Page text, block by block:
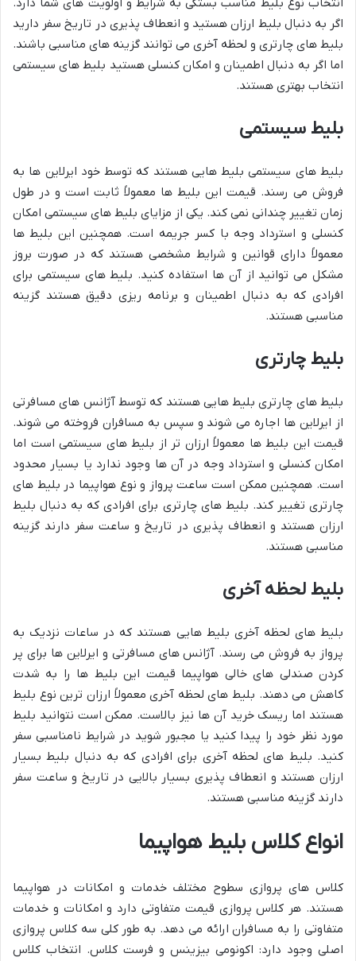
اگر به دنبال بلیط ارزان هستید و انعطاف پذیری در تاریخ سفر دارید
بلیط های چارتری و لحظه آخری می توانند گزینه های مناسبی باشند.
اما اگر به دنبال اطمینان و امکان کنسلی هستید بلیط های سیستمی
انتخاب بهتری هستند.
بلیط سیستمی
بلیط های سیستمی بلیط هایی هستند که توسط خود ایرلاین ها به
فروش می رسند. قیمت این بلیط ها معمولاً ثابت است و در طول
زمان تغییر چندانی نمی کند. یکی از مزایای بلیط های سیستمی امکان
کنسلی و استرداد وجه با کسر جریمه است. همچنین این بلیط ها
معمولاً دارای قوانین و شرایط مشخصی هستند که در صورت بروز
مشکل می توانید از آن ها استفاده کنید. بلیط های سیستمی برای
افرادی که به دنبال اطمینان و برنامه ریزی دقیق هستند گزینه
مناسبی هستند.
بلیط چارتری
بلیط های چارتری بلیط هایی هستند که توسط آژانس های مسافرتی
از ایرلاین ها اجاره می شوند و سپس به مسافران فروخته می شوند.
قیمت این بلیط ها معمولاً ارزان تر از بلیط های سیستمی است اما
امکان کنسلی و استرداد وجه در آن ها وجود ندارد یا بسیار محدود
است. همچنین ممکن است ساعت پرواز و نوع هواپیما در بلیط های
چارتری تغییر کند. بلیط های چارتری برای افرادی که به دنبال بلیط
ارزان هستند و انعطاف پذیری در تاریخ و ساعت سفر دارند گزینه
مناسبی هستند.
بلیط لحظه آخری
بلیط های لحظه آخری بلیط هایی هستند که در ساعات نزدیک به
پرواز به فروش می رسند. آژانس های مسافرتی و ایرلاین ها برای پر
کردن صندلی های خالی هواپیما قیمت این بلیط ها را به شدت
کاهش می دهند. بلیط های لحظه آخری معمولاً ارزان ترین نوع بلیط
هستند اما ریسک خرید آن ها نیز بالاست. ممکن است نتوانید بلیط
مورد نظر خود را پیدا کنید یا مجبور شوید در شرایط نامناسبی سفر
کنید. بلیط های لحظه آخری برای افرادی که به دنبال بلیط بسیار
ارزان هستند و انعطاف پذیری بسیار بالایی در تاریخ و ساعت سفر
دارند گزینه مناسبی هستند.
انواع کلاس بلیط هواپیما
کلاس های پروازی سطوح مختلف خدمات و امکانات در هواپیما
هستند. هر کلاس پروازی قیمت متفاوتی دارد و امکانات و خدمات
متفاوتی را به مسافران ارائه می دهد. به طور کلی سه کلاس پروازی
اصلی وجود دارد: اکونومی بیزینس و فرست کلاس. انتخاب کلاس